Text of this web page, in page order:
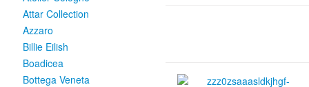
Attar Collection
Azzaro
Billie Eilish
Boadicea
Bottega Veneta